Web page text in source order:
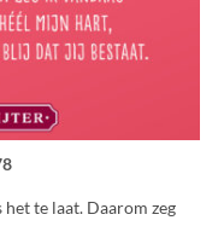
het te laat. Daarom zeg